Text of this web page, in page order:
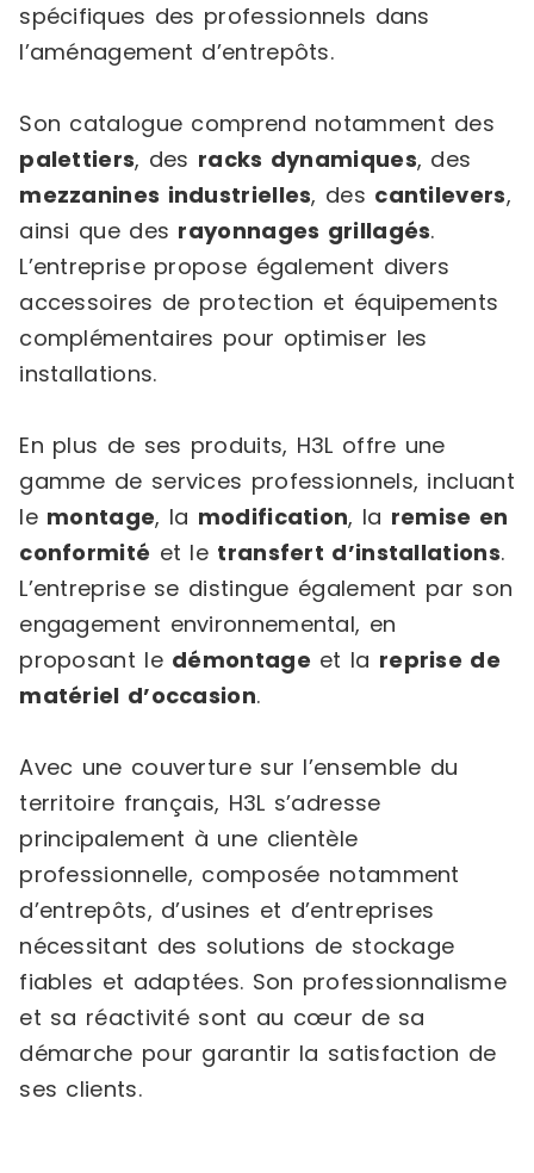
spécifiques des professionnels dans
l’aménagement d’entrepôts.
Son catalogue comprend notamment des
palettiers, des racks dynamiques, des
mezzanines industrielles, des cantilevers,
ainsi que des rayonnages grillagés.
L’entreprise propose également divers
accessoires de protection et équipements
complémentaires pour optimiser les
installations.
En plus de ses produits, H3L offre une
gamme de services professionnels, incluant
le montage, la modification, la remise en
conformité et le transfert d’installations.
L’entreprise se distingue également par son
engagement environnemental, en
proposant le démontage et la reprise de
matériel d’occasion.
Avec une couverture sur l’ensemble du
territoire français, H3L s’adresse
principalement à une clientèle
professionnelle, composée notamment
d’entrepôts, d’usines et d’entreprises
nécessitant des solutions de stockage
fiables et adaptées. Son professionnalisme
et sa réactivité sont au cœur de sa
démarche pour garantir la satisfaction de
ses clients.